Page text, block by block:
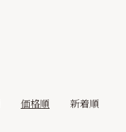
価格順 新着順